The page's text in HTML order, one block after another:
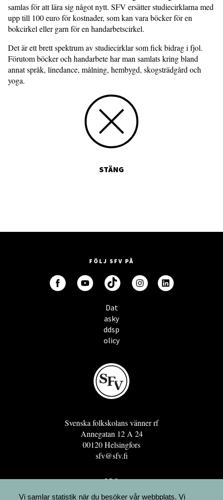
samlas för att lära sig något nytt. SFV ersätter studiecirklarna med
upp till 100 euro för kostnader, som kan vara böcker för en
bokcirkel eller garn för en handarbetscirkel.
Det är ett brett spektrum av studiecirklar som fick bidrag i fjol.
Förutom böcker och handarbete har man samlats kring bland
annat språk, linedance, målning, hembygd, skogsträdgård och
yoga.
STÄNG
FÖLJ SFV PÅ
Dat
asky
ddsp
olicy
Svenska folkskolans vänner rf
Annegatan 12 A 24
00120 Helsingfors
sfv@sfv.fi
GRO
FÖRENINGSRESURSEN
Vi samlar statistik när du besöker vår webbplats. Vi